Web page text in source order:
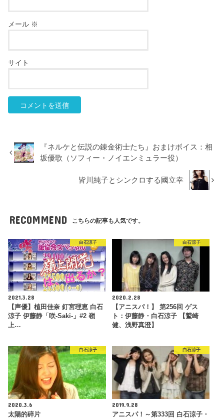
メール ※
サイト
『ネルケと伝説の錬金術士たち』おまけボイス：相
坂優歌（ソフィー・ノイエンミュラー役）
皆川純子とシンクロする國立幸
RECOMMEND こちらの記事も人気です。
白石涼子
2021.3.28
【声優】植田佳奈 釘宮理恵 白石
涼子 伊藤静「咲-Saki-」#2 嶺
上…
白石涼子
2020.2.28
【アニスパ！】 第256回 ゲス
ト：伊藤静・白石涼子 【鷲崎
健、浅野真澄】
白石涼子
2020.3.6
太陽的碎片
白石涼子
2019.9.28
アニスパ！～第333回 白石涼子・